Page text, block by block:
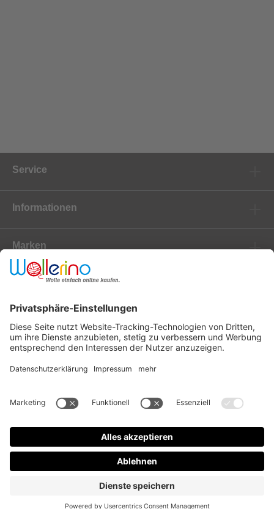
Service
Informationen
Marken
Newsletter
Versanddienstleister
Zahlungsanbieter
* Alle Preise inkl. gesetzl. Mehrwertsteuer zzgl.Versandkostenund ggf.
Nachnahmegebühren, wenn nicht anders angegeben.
Design & Code mit ❤ bymister bk!